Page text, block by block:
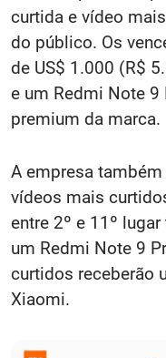
curtida e vídeo
do público. Os
de US$ 1.000 (R$
e um Redmi Note
premium da marca.
A empresa
vídeos mais
entre 2º e 11º
um Redmi Note 9
curtidos receberão
Xiaomi.